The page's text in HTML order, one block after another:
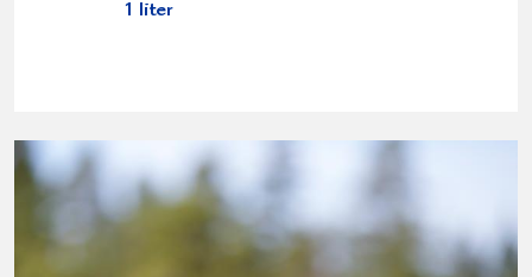
1 liter